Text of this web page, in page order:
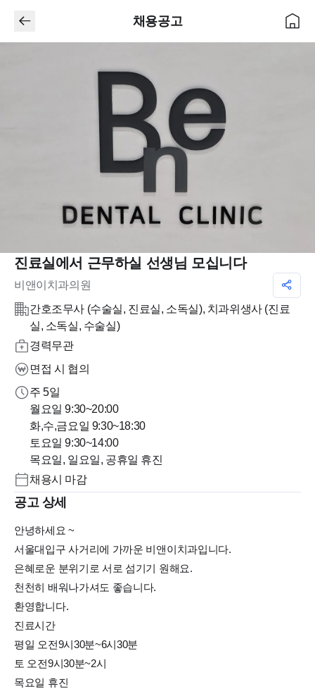
채용공고
진료실에서 근무하실 선생님 모십니다
비앤이치과의원
간호조무사 (수술실, 진료실, 소독실), 치과위생사 (진료
실, 소독실, 수술실)
경력무관
면접 시 협의
주 5일
월요일 9:30~20:00
화,수,금요일 9:30~18:30
토요일 9:30~14:00
목요일, 일요일, 공휴일 휴진
채용시 마감
공고 상세
안녕하세요 ~
서울대입구 사거리에 가까운 비앤이치과입니다.
은혜로운 분위기로 서로 섬기기 원해요.
천천히 배워나가셔도 좋습니다.
환영합니다.
진료시간
평일 오전9시30분~6시30분
토 오전9시30분~2시
목요일 휴진